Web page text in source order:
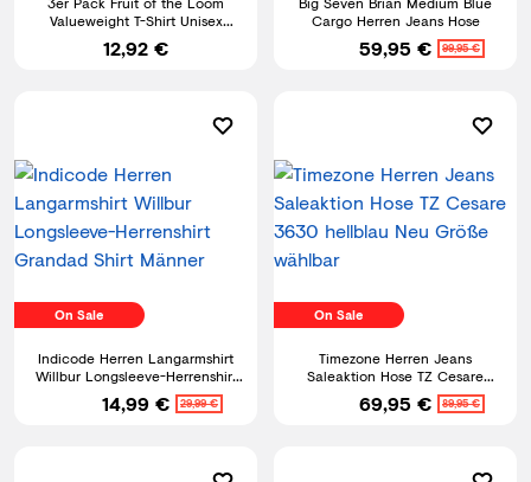
Valueweight T-Shirt Unisex
Größe S-5XL NEU
12,92 €
Cargo Herren Jeans Hose
59,95 € 99,95 €
On Sale
Indicode Herren Langarmshirt
Willbur Longsleeve-Herrenshirt
Grandad Shirt Männer
14,99 € 29,99 €
On Sale
Timezone Herren Jeans
Saleaktion Hose TZ Cesare
3630 hellblau Neu Größe
wählbar
69,95 € 89,95 €